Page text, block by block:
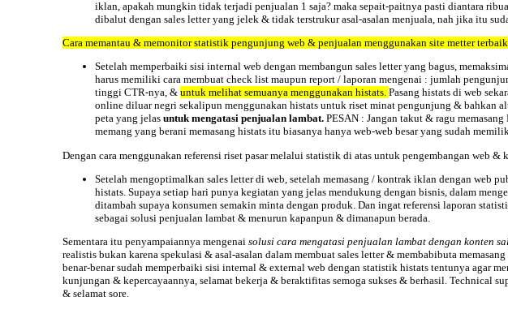
iklan, apakah mungkin tidak terjadi penjualan 1 saja? maka sepait-paitnya pasti diantara
dibalut dengan sales letter yang jelek & tidak terstrukur asal-asalan menjuala, nah jika itu
Cara memantau & memonitorstatistik pengunjung web & penjualan menggunakan site metter
Setelah memperbaiki sisi internal web dengan membangun sales letter yang bagus,
harus memiliki cara membuat check list maupun report / laporan mengenai : jumlah
tinggi CTR-nya, & untuk melihat semuanya menggunakan histats. Pasang histats di web
online diluar negri sekalipun menggunakan histats untuk riset minat pengunjung & bahkan
peta yang jelas untuk mengatasi penjualan lambat. PESAN : Jangan takut & ragu
memang yang berani memasang histats itu biasanya hanya web-web besar yang sudah
Dengan cara menggunakan referensi riset pasarmelalui statistik di atas untuk pengembangan web &
Setelah mengoptimalkan sales letter di web, setelah memasang / kontrak iklan dengan web
histats. Supaya setiap hari punya kegiatan yang jelas mendukung dengan bisnis, dalam
ditambah supaya konsumen semakin minta dengan produk. Dan ingat referensi laporan
sebagai solusi penjualan lambat & menurun kapanpun & dimanapun berada.
Sementara itu penyampaiannya mengenai solusi cara mengatasi penjualan lambat dengan konten
realistis bukan karena spekulasi & asal-asalan dalam membuat sales letter & membabibuta
benar-benar sudah memperbaiki sisi internal & external web dengan statistik histats tentunya agar
kunjungan & kepercayaannya, selamat bekerja & beraktifitas semoga sukses & berhasil. Technical
& selamat sore.